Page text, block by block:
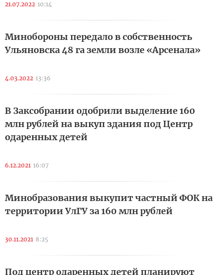
21.07.2022 10:14
Минобороны передало в собственность
Ульяновска 48 га земли возле «Арсенала»
4.03.2022 13:36
В Заксобрании одобрили выделение 160
млн рублей на выкуп здания под Центр
одаренных детей
6.12.2021 16:07
Минобразования выкупит частный ФОК на
территории УлГУ за 160 млн рублей
30.11.2021 8:25
Под центр одаренных детей планируют